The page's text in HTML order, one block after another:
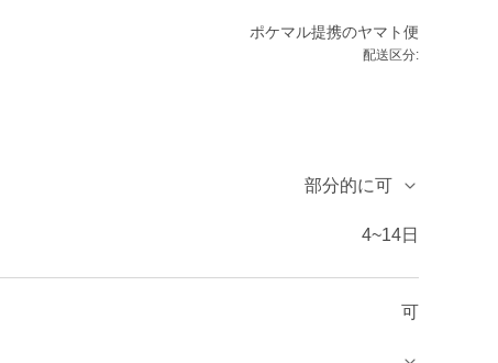
ポケマル提携のヤマト便
配送区分:
部分的に可
4~14日
可